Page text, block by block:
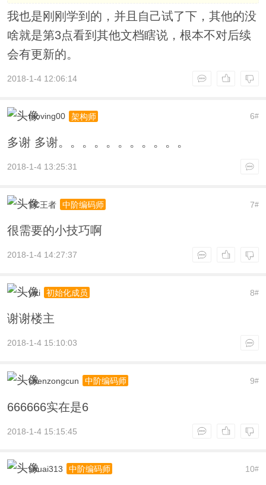
我也是刚刚学到的，并且自己试了下，其他的没
啥就是第3点看到其他文档瞎说，根本不对后续
会有更新的。
2018-1-4 12:06:14
6#
moving00 架构师
多谢 多谢。。。。。。。。。。。
2018-1-4 13:25:31
7#
TC王者 中阶编码师
很需要的小技巧啊
2018-1-4 14:27:37
8#
yizi 初始化成员
谢谢楼主
2018-1-4 15:10:03
9#
chenzongcun 中阶编码师
666666实在是6
2018-1-4 15:15:45
10#
shuai313 中阶编码师